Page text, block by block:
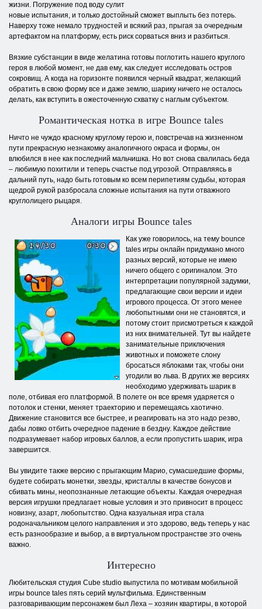
жизни. Погружение под воду сулит
новые испытания, и только достойный сможет выплыть без потерь.
Наверху тоже немало трудностей и всякий раз, прыгая за очередным
артефактом на платформу, есть риск сорваться вниз и разбиться.
Вязкие субстанции в виде желатина готовы поглотить нашего круглого
героя в любой момент, не дав ему, как следует исследовать остров
сокровищ. А когда на горизонте появился черный квадрат, желающий
обратить в свою форму все и даже землю, шарику ничего не осталось
делать, как вступить в ожесточенную схватку с наглым субъектом.
Романтическая нотка в игре Bounce tales
Ничто не чуждо красному круглому герою и, повстречав на жизненном
пути прекрасную незнакомку аналогичного окраса и формы, он
влюбился в нее как последний мальчишка. Но вот снова свалилась беда
– любимую похитили и теперь счастье под угрозой. Отправляясь в
дальний путь, надо быть готовым ко всем перипетиям судьбы, которая
щедрой рукой разбросала сложные испытания на пути отважного
круглолицего рыцаря.
Аналоги игры Bounce tales
Как уже говорилось, на тему bounce
tales игры онлайн придумано много
разных версий, которые не имею
ничего общего с оригиналом. Это
интерпретации популярной задумки,
предлагающие свои версии и идеи
игрового процесса. От этого менее
любопытными они не становятся, и
потому стоит присмотреться к каждой
из них внимательней. Тут вы найдете
занимательные приключения
животных и поможете слону
бросаться яблоками так, чтобы они
угодили во льва. В других же версиях
необходимо удерживать шарик в
поле, отбивая его платформой. В полете он все время ударяется о
потолок и стенки, меняет траекторию и перемещаясь хаотично.
Движение становится все быстрее, и реагировать на это надо резво,
дабы ловко отбить очередное падение в бездну. Каждое действие
подразумевает набор игровых баллов, а если пропустить шарик, игра
завершится.
Вы увидите также версию с прыгающим Марио, сумасшедшие формы,
будете собирать монетки, звезды, кристаллы в качестве бонусов и
сбивать мины, неопознанные летающие объекты. Каждая очередная
версия игрушки предлагает новые условия и это привносит в процесс
новизну, азарт, любопытство. Одна казуальная игра стала
родоначальником целого направления и это здорово, ведь теперь у нас
есть разнообразие и выбор, а в виртуальном пространстве это очень
важно.
Интересно
Любительская студия Cube studio выпустила по мотивам мобильной
игры bounce tales пять серий мультфильма. Единственным
разговаривающим персонажем был Леха – хозяин квартиры, в которой